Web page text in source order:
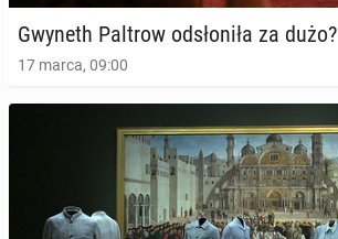
Gwyneth Paltrow od­sło­ni­ła za dużo?
17 marca, 09:00